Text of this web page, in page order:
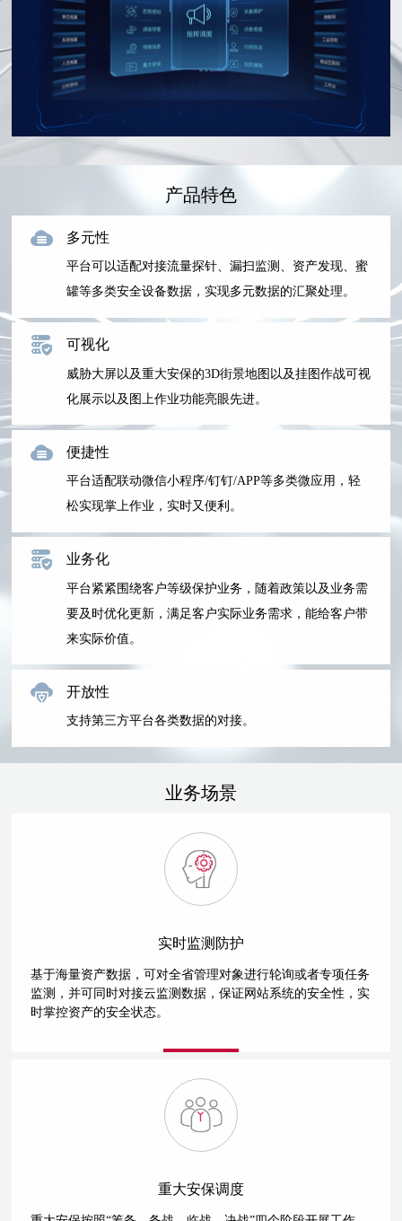
产品特色
多元性
平台可以适配对接流量探针、漏扫监测、资产发现、蜜
罐等多类安全设备数据，实现多元数据的汇聚处理。
可视化
威胁大屏以及重大安保的3D街景地图以及挂图作战可视
化展示以及图上作业功能亮眼先进。
便捷性
平台适配联动微信小程序/钉钉/APP等多类微应用，轻
松实现掌上作业，实时又便利。
业务化
平台紧紧围绕客户等级保护业务，随着政策以及业务需
要及时优化更新，满足客户实际业务需求，能给客户带
来实际价值。
开放性
支持第三方平台各类数据的对接。
业务场景
实时监测防护
基于海量资产数据，可对全省管理对象进行轮询或者专项任务
监测，并可同时对接云监测数据，保证网站系统的安全性，实
时掌控资产的安全状态。
重大安保调度